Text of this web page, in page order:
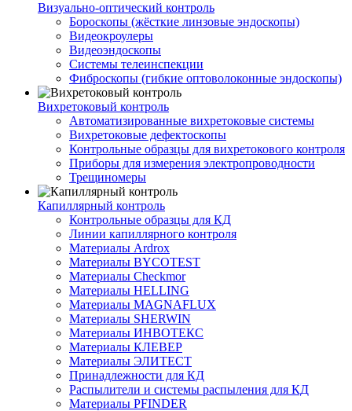
Визуально-оптический контроль
Бороскопы (жёсткие линзовые эндоскопы)
Видеокроулеры
Видеоэндоскопы
Системы телеинспекции
Фиброскопы (гибкие оптоволоконные эндоскопы)
Вихретоковый контроль
Автоматизированные вихретоковые системы
Вихретоковые дефектоскопы
Контрольные образцы для вихретокового контроля
Приборы для измерения электропроводности
Трещиномеры
Капиллярный контроль
Контрольные образцы для КД
Линии капиллярного контроля
Материалы Ardrox
Материалы BYCOTEST
Материалы Checkmor
Материалы HELLING
Материалы MAGNAFLUX
Материалы SHERWIN
Материалы ИНВОТЕКС
Материалы КЛЕВЕР
Материалы ЭЛИТЕСТ
Принадлежности для КД
Распылители и системы распыления для КД
Материалы PFINDER